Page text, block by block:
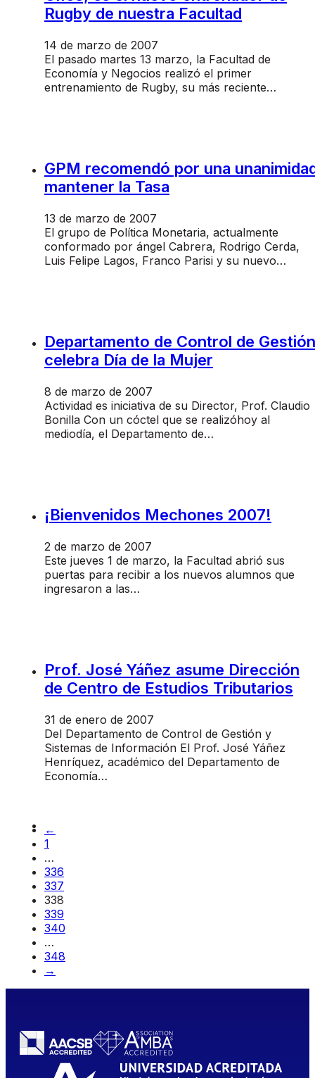
Rugby de nuestra Facultad
14 de marzo de 2007
El pasado martes 13 marzo, la Facultad de
Economía y Negocios realizó el primer
entrenamiento de Rugby, su más reciente…
GPM recomendó por una
mantener la Tasa
13 de marzo de 2007
El grupo de Política Monetaria, actualmente
conformado por ángel Cabrera, Rodrigo Cerda,
Luis Felipe Lagos, Franco Parisi y su nuevo…
Departamento de Control de Gestión
celebra Día de la Mujer
8 de marzo de 2007
Actividad es iniciativa de su Director, Prof. Claudio
Bonilla Con un cóctel que se realizóhoy al
mediodía, el Departamento de…
¡Bienvenidos Mechones 2007!
2 de marzo de 2007
Este jueves 1 de marzo, la Facultad abrió sus
puertas para recibir a los nuevos alumnos que
ingresaron a las…
Prof. José Yáñez asume Dirección
de Centro de Estudios Tributarios
31 de enero de 2007
Del Departamento de Control de Gestión y
Sistemas de Información El Prof. José Yáñez
Henríquez, académico del Departamento de
Economía…
←
1
…
336
337
338
339
340
…
348
→